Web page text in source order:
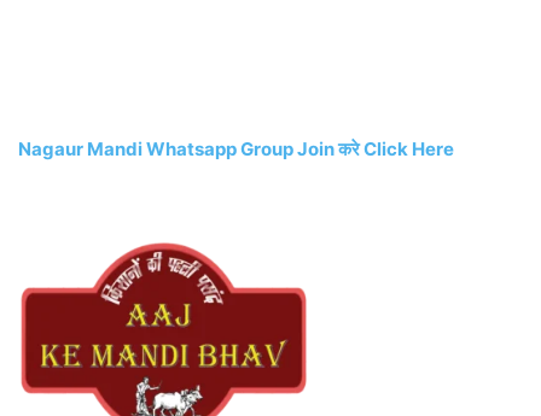
Nagaur Mandi Whatsapp Group Join करे Click Here